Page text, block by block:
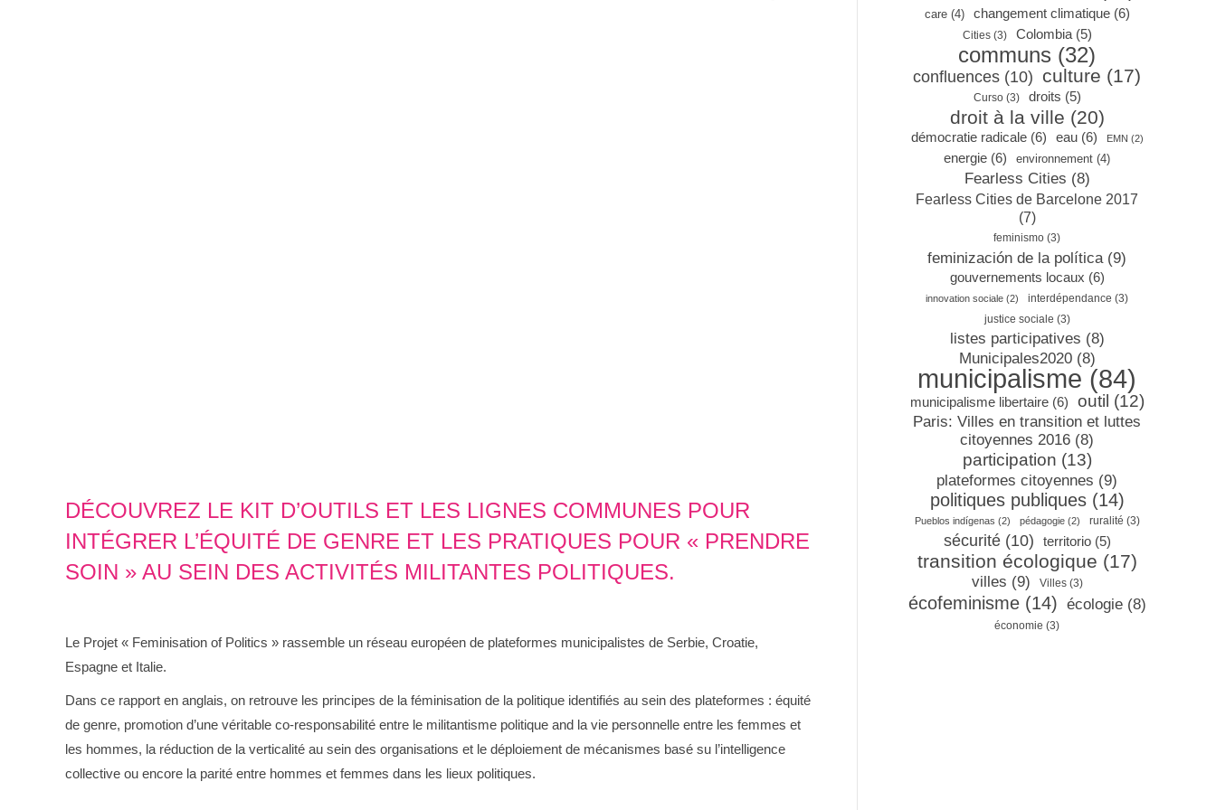
DÉCOUVREZ LE KIT D’OUTILS ET LES LIGNES COMMUNES POUR
INTÉGRER L’ÉQUITÉ DE GENRE ET LES PRATIQUES POUR « PRENDRE
SOIN » AU SEIN DES ACTIVITÉS MILITANTES POLITIQUES.
Le Projet « Feminisation of Politics » rassemble un réseau européen de plateformes municipalistes de Serbie, Croatie,
Espagne et Italie.
Dans ce rapport en anglais, on retrouve les principes de la féminisation de la politique identifiés au sein des plateformes : équité
de genre, promotion d’une véritable co-responsabilité entre le militantisme politique and la vie personnelle entre les femmes et
les hommes, la réduction de la verticalité au sein des organisations et le déploiement de mécanismes basé su l’intelligence
collective ou encore la parité entre hommes et femmes dans les lieux politiques.
care(4) changement climatique(6)
Cities(3) Colombia(5)
communs (32)
confluences (10) culture (17)
Curso(3) droits (5)
droit à la ville (20)
démocratie radicale(6) eau(6) EMN (2)
energie (6) environnement (4)
Fearless Cities (8)
Fearless Cities de Barcelone 2017
(7)
feminismo (3)
feminización de la política(9)
gouvernements locaux (6)
innovation sociale (2) interdépendance (3)
justice sociale (3)
listes participatives (8)
Municipales2020(8)
municipalisme (84)
municipalisme libertaire(6) outil (12)
Paris: Villes en transition et luttes
citoyennes 2016 (8)
participation (13)
plateformes citoyennes (9)
politiques publiques(14)
Pueblos indígenas (2) pédagogie(2) ruralité (3)
sécurité(10) territorio(5)
transition écologique (17)
villes (9) Villes(3)
écofeminisme(14) écologie(8)
économie (3)